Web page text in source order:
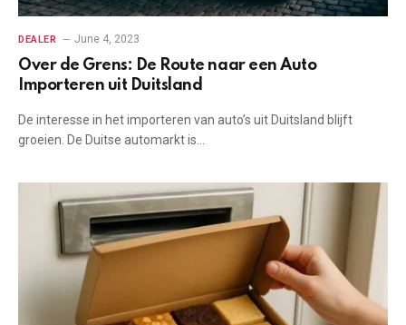
DEALER June 4, 2023
Over de Grens: De Route naar een Auto
Importeren uit Duitsland
De interesse in het importeren van auto’s uit Duitsland blijft
groeien. De Duitse automarkt is…